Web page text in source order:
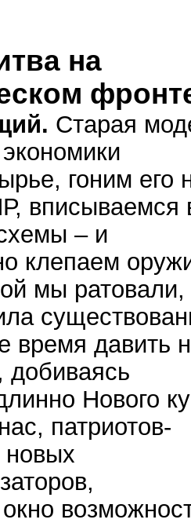
на
Старая
гоним его
вписываемся
– и
клепаем
мы ратовали,
время давить
добиваясь
Нового
патриотов-
новых